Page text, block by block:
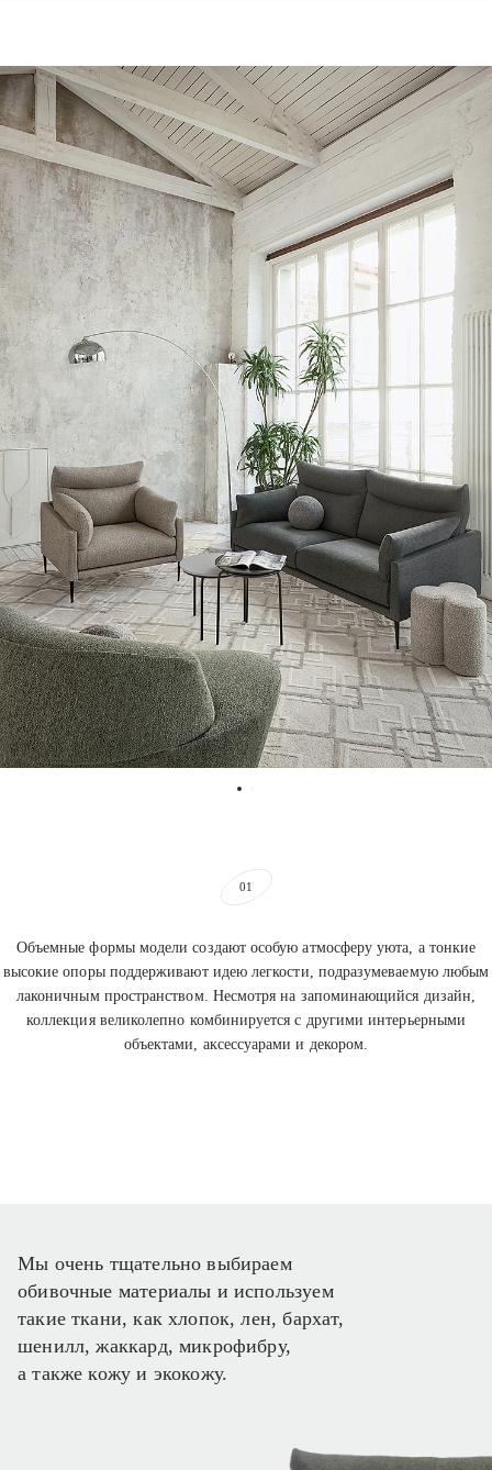
01
Объемные формы модели создают особую атмосферу уюта, а тонкие
высокие опоры поддерживают идею легкости, подразумеваемую любым
лаконичным пространством. Несмотря на запоминающийся дизайн,
коллекция великолепно комбинируется с другими интерьерными
объектами, аксессуарами и декором.
Мы очень тщательно выбираем
обивочные материалы и используем
такие ткани, как хлопок, лен, бархат,
шенилл, жаккард, микрофибру,
а также кожу и экокожу.